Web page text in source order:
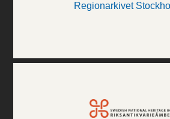
Regionarkivet